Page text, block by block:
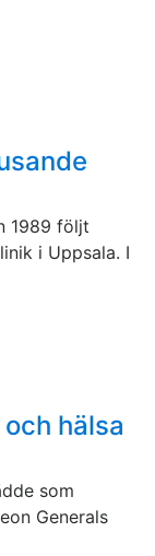
1989 följt
i Uppsala. I
hälsa
som
Generals